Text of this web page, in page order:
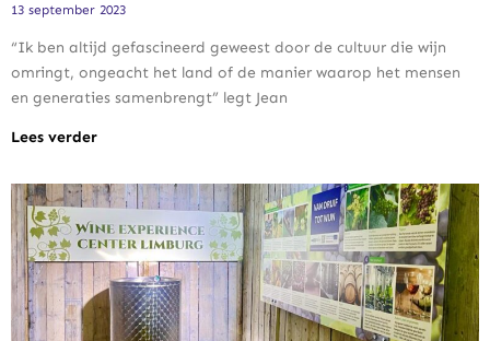
13 september 2023
“Ik ben altijd gefascineerd geweest door de cultuur die wijn
omringt, ongeacht het land of de manier waarop het mensen
en generaties samenbrengt” legt Jean
Lees verder